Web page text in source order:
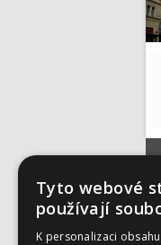
Tyto webové
používají
K personalizaci